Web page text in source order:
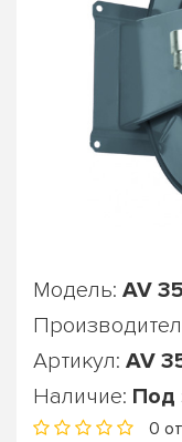
Модель: AV
Артикул: AV
Наличие: Под
0